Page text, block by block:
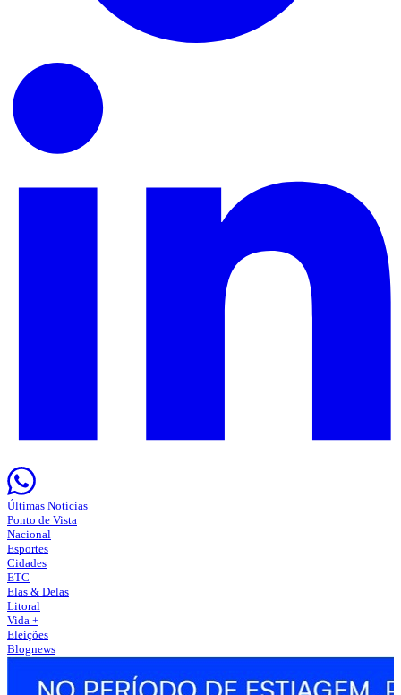
Últimas Notícias
Ponto de Vista
Nacional
Esportes
Cidades
ETC
Elas & Delas
Litoral
Vida +
Eleições
Blognews